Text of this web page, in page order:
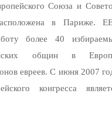
Союза и
в Париже.
более 40
общин в
евреев. С июня 2007
конгресса